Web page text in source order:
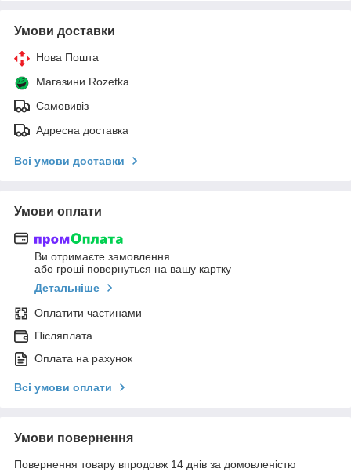
Умови доставки
Нова Пошта
Магазини Rozetka
Самовивіз
Адресна доставка
Всі умови доставки
Умови оплати
Ви отримаєте замовлення
або гроші повернуться на вашу картку
Детальніше
Оплатити частинами
Післяплата
Оплата на рахунок
Всі умови оплати
Умови повернення
Повернення товару впродовж 14 днів за домовленістю